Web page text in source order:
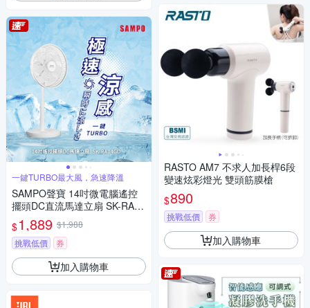
一鍵TURBO最大風，急速降溫
SAMPO聲寶 14吋微電腦遙控
擺頭DC直流馬達立扇 SK-RA14
GD
$1,889 $1,988
挑戰低價
券
加入購物車
RASTO AM7 不求人加長桿6段
變速炫彩燈光 雙頭筋膜槍
$890
挑戰低價 券
加入購物車